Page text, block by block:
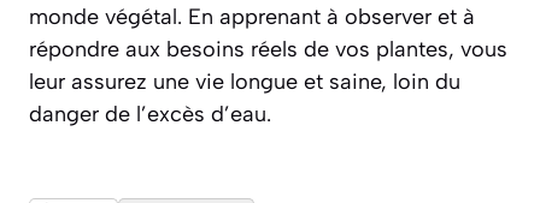
monde végétal. En apprenant à observer et à
répondre aux besoins réels de vos plantes, vous
leur assurez une vie longue et saine, loin du
danger de l’excès d’eau.